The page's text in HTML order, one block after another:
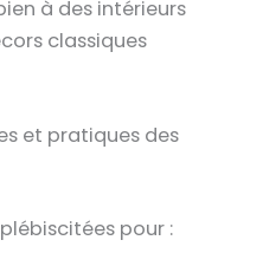
à des intérieurs
classiques
et pratiques des
pour :